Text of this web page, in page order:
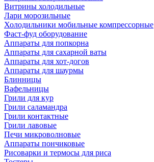
Витрины холодильные
Лари морозильные
Холодильники мобильные компрессорные
Фаст-фуд оборудование
Аппараты для попкорна
Аппараты для сахарной ваты
Аппараты для хот-догов
Аппараты для шаурмы
Блинницы
Вафельницы
Грили для кур
Грили саламандра
Грили контактные
Грили лавовые
Печи микроволновые
Аппараты пончиковые
Рисоварки и термосы для риса